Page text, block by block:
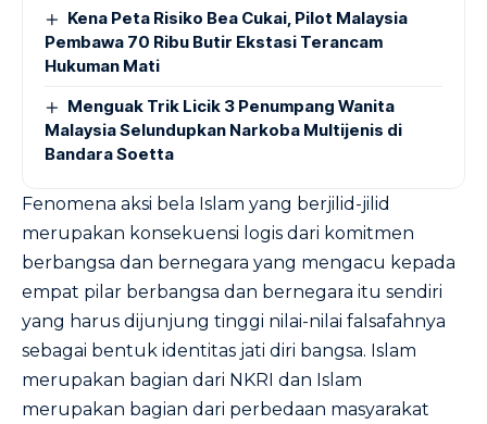
Kena Peta Risiko Bea Cukai, Pilot Malaysia
Pembawa 70 Ribu Butir Ekstasi Terancam
Hukuman Mati
Menguak Trik Licik 3 Penumpang Wanita
Malaysia Selundupkan Narkoba Multijenis di
Bandara Soetta
Fenomena aksi bela Islam yang berjilid-jilid
merupakan konsekuensi logis dari komitmen
berbangsa dan bernegara yang mengacu kepada
empat pilar berbangsa dan bernegara itu sendiri
yang harus dijunjung tinggi nilai-nilai falsafahnya
sebagai bentuk identitas jati diri bangsa. Islam
merupakan bagian dari NKRI dan Islam
merupakan bagian dari perbedaan masyarakat